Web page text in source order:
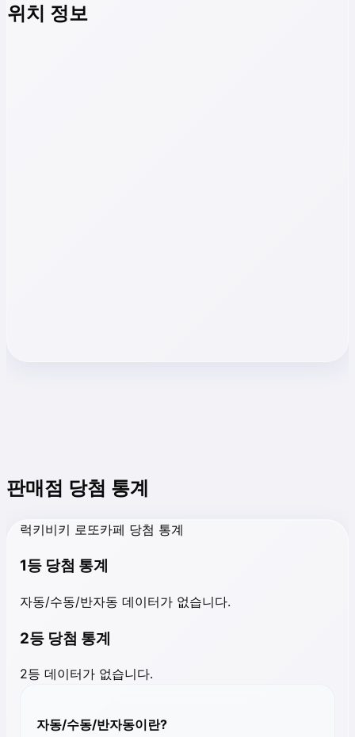
위치 정보
판매점 당첨 통계
럭키비키 로또카페 당첨 통계
1등 당첨 통계
자동/수동/반자동 데이터가 없습니다.
2등 당첨 통계
2등 데이터가 없습니다.
자동/수동/반자동이란?